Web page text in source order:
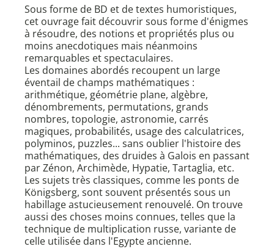
Sous forme de BD et de textes humoristiques,
cet ouvrage fait découvrir sous forme d'énigmes
à résoudre, des notions et propriétés plus ou
moins anecdotiques mais néanmoins
remarquables et spectaculaires.
Les domaines abordés recoupent un large
éventail de champs mathématiques :
arithmétique, géométrie plane, algèbre,
dénombrements, permutations, grands
nombres, topologie, astronomie, carrés
magiques, probabilités, usage des calculatrices,
polyminos, puzzles... sans oublier l'histoire des
mathématiques, des druides à Galois en passant
par Zénon, Archimède, Hypatie, Tartaglia, etc.
Les sujets très classiques, comme les ponts de
Königsberg, sont souvent présentés sous un
habillage astucieusement renouvelé. On trouve
aussi des choses moins connues, telles que la
technique de multiplication russe, variante de
celle utilisée dans l'Egypte ancienne.